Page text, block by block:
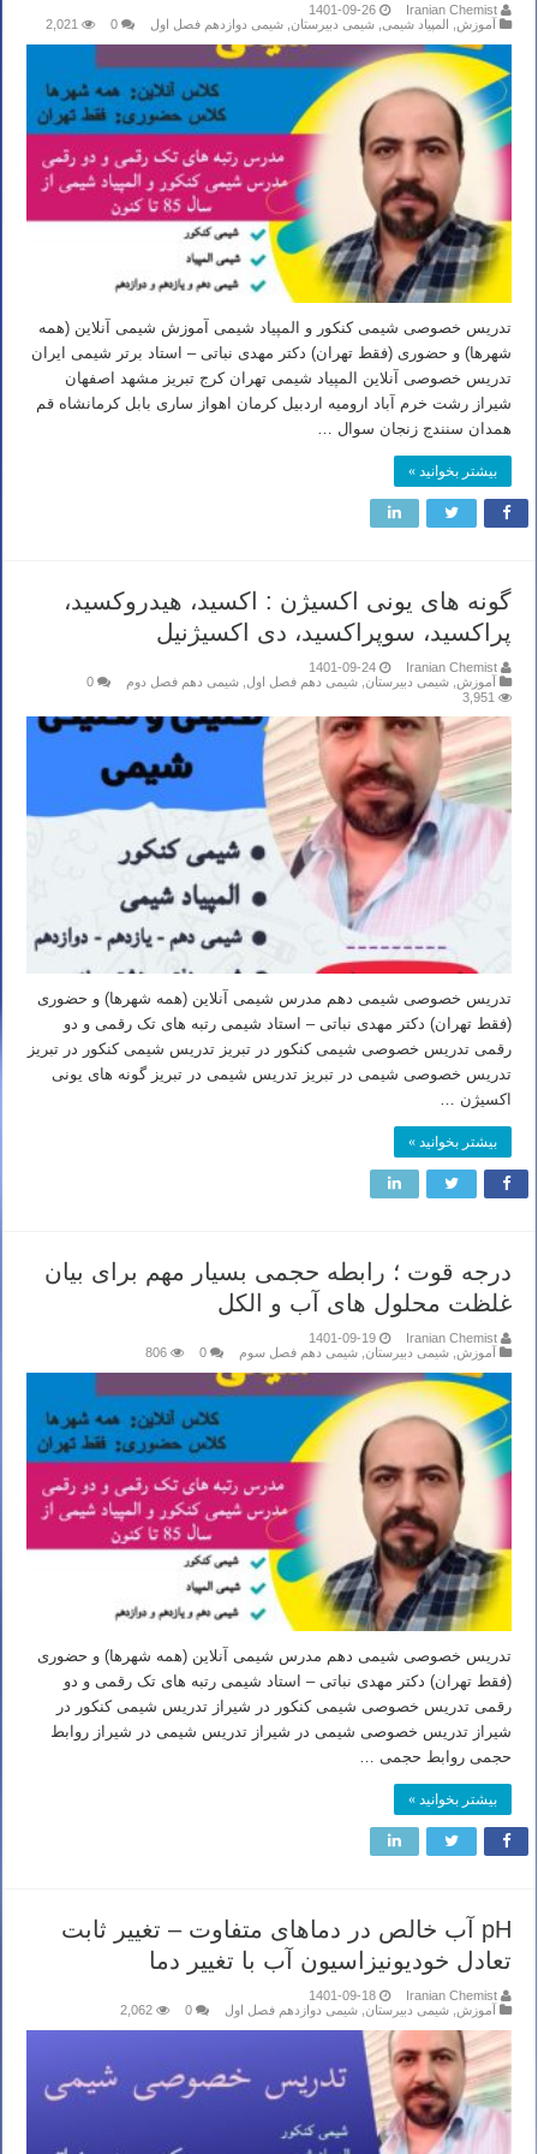
Iranian Chemist
1401-09-26
آموزش
المپیاد شیمی شیمی دبیرستان شیمی دوازدهم فصل اول 0
2,021
تدریس خصوصی شیمی کنکور و المپیاد شیمی آموزش شیمی آنلاین (همه
شهرها) و حضوری (فقط تهران) دکتر مهدی نباتی – استاد برتر شیمی ایران
تدریس خصوصی آنلاین المپیاد شیمی تهران کرج تبریز مشهد اصفهان
شیراز رشت خرم آباد ارومیه اردبیل کرمان اهواز ساری بابل کرمانشاه قم
همدان سنندج زنجان سوال …
بیشتر بخوانید »
گونه های یونی اکسیژن : اکسید، هیدروکسید،
پراکسید، سوپراکسید، دی اکسیژنیل
Iranian Chemist
1401-09-24
آموزش شیمی دبیرستان شیمی دهم فصل اول شیمی دهم فصل دوم
0
3,951
تدریس خصوصی شیمی دهم مدرس شیمی آنلاین (همه شهرها) و حضوری
(فقط تهران) دکتر مهدی نباتی – استاد شیمی رتبه های تک رقمی و دو
رقمی تدریس خصوصی شیمی کنکور در تبریز تدریس شیمی کنکور در تبریز
تدریس خصوصی شیمی در تبریز تدریس شیمی در تبریز گونه های یونی
اکسیژن …
بیشتر بخوانید »
درجه قوت ؛ رابطه حجمی بسیار مهم برای بیان
غلظت محلول های آب و الکل
Iranian Chemist
1401-09-19
آموزش شیمی دبیرستان شیمی دهم فصل سوم 0
806
تدریس خصوصی شیمی دهم مدرس شیمی آنلاین (همه شهرها) و حضوری
(فقط تهران) دکتر مهدی نباتی – استاد شیمی رتبه های تک رقمی و دو
رقمی تدریس خصوصی شیمی کنکور در شیراز تدریس شیمی کنکور در
شیراز تدریس خصوصی شیمی در شیراز تدریس شیمی در شیراز روابط
حجمی روابط حجمی …
بیشتر بخوانید »
pH آب خالص در دماهای متفاوت – تغییر ثابت
تعادل خودیونیزاسیون آب با تغییر دما
Iranian Chemist
1401-09-18
آموزش شیمی دبیرستان شیمی دوازدهم فصل اول 0
2,062